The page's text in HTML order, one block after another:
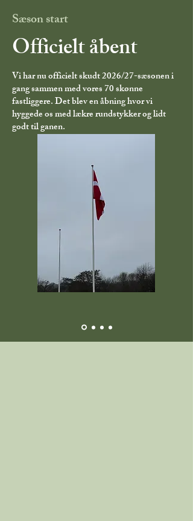
Sæson start
Officielt åbent
Vi har nu officielt skudt 2026/27-sæsonen i
gang sammen med vores 70 skønne
fastliggere. Det blev en åbning hvor vi
hyggede os med lækre rundstykker og lidt
godt til ganen.